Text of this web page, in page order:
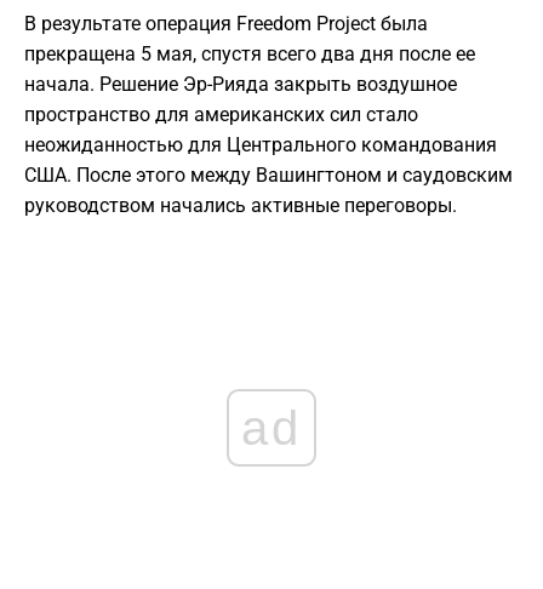
В результате операция Freedom Project была
прекращена 5 мая, спустя всего два дня после ее
начала. Решение Эр-Рияда закрыть воздушное
пространство для американских сил стало
неожиданностью для Центрального командования
США. После этого между Вашингтоном и саудовским
руководством начались активные переговоры.
ad